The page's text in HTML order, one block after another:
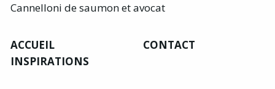
Cannelloni de saumon et avocat
ACCUEIL
INSPIRATIONS
CONTACT